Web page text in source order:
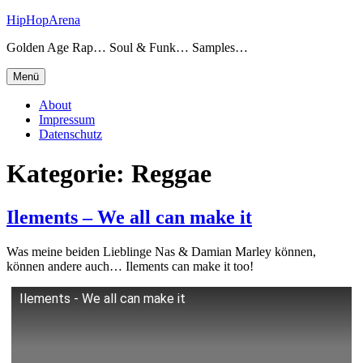
Zum
springen
HipHopArena
Golden Age Rap… Soul & Funk… Samples…
Menü
About
Impressum
Datenschutz
Kategorie: Reggae
Ilements – We all can make it
Was meine beiden Lieblinge Nas & Damian Marley können,
können andere auch… Ilements can make it too!
Ilements - We all can make it